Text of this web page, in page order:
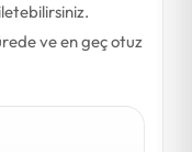
ve en geç otuz